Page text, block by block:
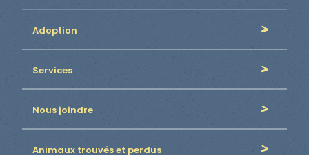
Adoption
Services
Nous joindre
Animaux trouvés et perdus